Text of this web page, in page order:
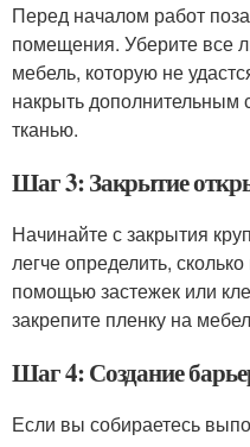
Перед началом работ
помещения. Уберите все
мебель, которую не
накрыть дополнительным
тканью.
Шаг 3: Закрытие
Начинайте с закрытия
легче определить,
помощью застежек или
закрепите пленку на
Шаг 4: Создание
Если вы собираетесь